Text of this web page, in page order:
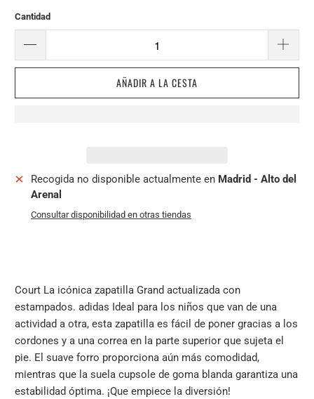
Cantidad
AÑADIR A LA CESTA
Recogida no disponible actualmente en Madrid - Alto del
Arenal
Consultar disponibilidad en otras tiendas
Court La icónica zapatilla Grand actualizada con
estampados. adidas Ideal para los niños que van de una
actividad a otra, esta zapatilla es fácil de poner gracias a los
cordones y a una correa en la parte superior que sujeta el
pie. El suave forro proporciona aún más comodidad,
mientras que la suela cupsole de goma blanda garantiza una
estabilidad óptima. ¡Que empiece la diversión!